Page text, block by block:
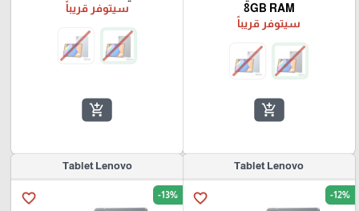
8GB RAM
سيتوفر قريباً
add_shopping_cart
سيتوفر قريباً
add_shopping_cart
Tablet Lenovo
favorite_border -12%
Tablet Lenovo
favorite_border -13%